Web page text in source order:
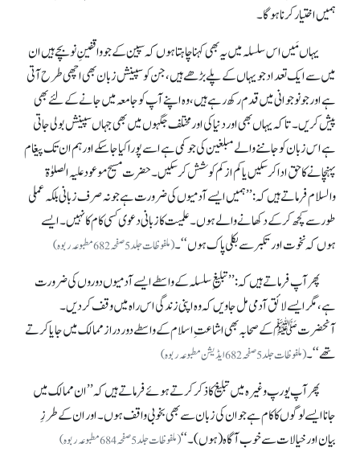
ہمیں اختیار کرنا ہو گا۔
یہاں مَیں اس سلسلہ میں یہ بھی کہنا چاہتا ہوں کہ سپین کے جو واقفینِ نو بچے ہیں ان
میں سے ایک تعداد جو یہاں کے پلے بڑھے ہیں، جن کو سپینش زبان بھی اچھی طرح آتی
ہے اور جو نوجوانی میں قدم رکھ رہے ہیں، وہ اپنے آپ کوجامعہ میں جانے کے لئے بھی
پیش کریں۔ تا کہ یہاں بھی اور دنیا کی اور مختلف جگہوں میں بھی جہاں سپینش بولی جاتی
ہے اس زبان کو جاننے والے مبلغین کی جوکمی ہے اسے پورا کیا جا سکے اور ہم ان تک پیغام
پہنچانے کا حق ادا کر سکیں یا کم از کم کوشش کر سکیں۔ حضرت مسیح موعود علیہ الصلوٰۃ
والسلام فرماتے ہیں کہ: ’’ہمیں ایسے آدمیوں کی ضرورت ہے جو نہ صرف زبانی بلکہ عملی
طور سے کچھ کر کے دکھانے والے ہوں۔ علمیت کا زبانی دعوی کسی کام کا نہیں۔ ایسے
ہوں کہ نخوت اور تکبر سے بکلی پاک ہوں‘‘۔(ملفوظات جلد 5 صفحہ 682 مطبوعہ ربوہ)
پھر آپ فرماتے ہیں کہ: ’’تبلیغِ سلسلہ کے واسطے ایسے آدمیوں دوروں کی ضرورت
ہے، مگر ایسے لائق آدمی مل جاویں کہ وہ اپنی زندگی اس راہ میں وقف کر دیں۔
آنحضرتﷺ کے صحابہ بھی اشاعتِ اسلام کے واسطے دور دراز ممالک میں جایا کرتے
تھے‘‘۔(ملفوظات جلد 5 صفحہ 682 ایڈیشن مطبوعہ ربوہ)
پھر آپ یورپ وغیرہ میں تبلیغ کا ذکر کرتے ہوئے فرماتے ہیں کہ ’’ان ممالک میں
جانا ایسے لوگوں کا کام ہے جو ان کی زبان سے بھی بخوبی واقف ہوں۔ اور ان کے طرزِ
بیان اور خیالات سے خوب آگاہ (ہوں )۔‘‘(ملفوظات جلد 5 صفحہ 684 مطبوعہ ربوہ)